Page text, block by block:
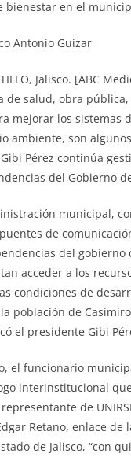
bienestar en el
Antonio Guízar
Jalisco. [ABC
de salud, obra pública,
mejorar los sistemas
ambiente, son
Pérez continúa
del Gobierno
municipal,
de
del gobierno
acceder a los
condiciones de
población de
el presidente Gibi
el funcionario
interinstitucional
de
Retano, enlace de
de Jalisco, “con